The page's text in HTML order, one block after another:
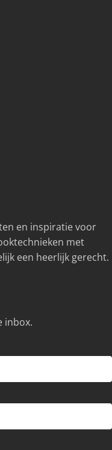
en inspiratie voor
met
een heerlijk gerecht.
inbox.